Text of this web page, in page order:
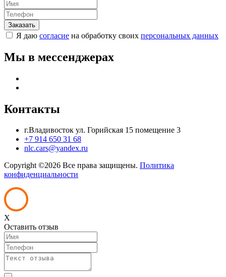
Я даю согласие на обработку своих персональных данных
Мы в мессенджерах
Контакты
г.Владивосток ул. Горийская 15 помещение 3
+7 914 650 31 68
nlc.cars@yandex.ru
Copyright ©2026 Все права защищены. Политика
конфиденциальности
X
Оставить отзыв